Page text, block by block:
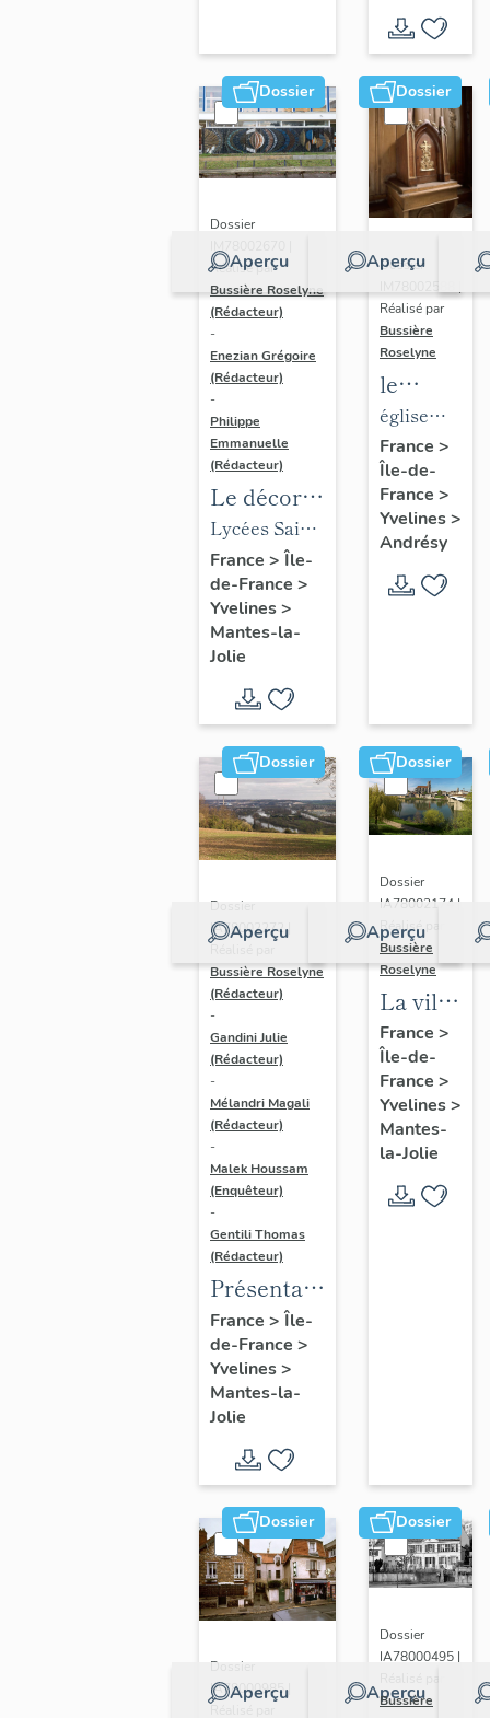
Dossier
Aperçu
Dossier
IM78002670 |
Réalisé par
Bussière Roselyne
(Rédacteur)
-
Enezian Grégoire
(Rédacteur)
-
Philippe
Emmanuelle
(Rédacteur)
Le décor
des lycées
de Mantes
Lycées Saint-
Exupéry et
Jean Rostand
France > Île-
de-France >
Yvelines>
Mantes-la-
Jolie
Dossier
Aperçu
Dossier
Réalisé par
Bussière
Roselyne
le
mobilier
de
l'église
Saint-
Germain-
de-
Paris
église
paroissiale
Saint-
Germain
France >
Île-de-
France >
Yvelines>
Andrésy
Dossier
Aperçu
Dossier
IA78002272 |
Bussière Roselyne
(Rédacteur)
-
Gandini Julie
(Rédacteur)
-
Mélandri Magali
(Rédacteur)
-
Malek Houssam
(Enquêteur)
-
Gentili Thomas
(Rédacteur)
Présentation
de l'étude
France > Île-
de-France >
Yvelines>
Mantes-la-
Jolie
Dossier
Aperçu
Dossier
IA78002174 |
Réalisé par
Bussière
Roselyne
La ville
de
Mantes-
la-Jolie
France >
Île-de-
France >
Yvelines>
Mantes-
la-Jolie
Dossier
Aperçu
Dossier
IA78000985 |
Dossier
Aperçu
Dossier
IA78000495 |
Bussière